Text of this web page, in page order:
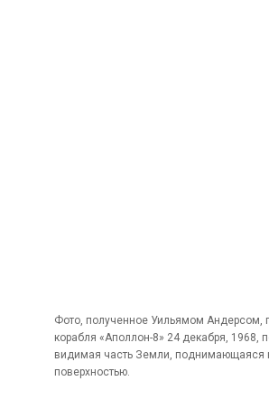
Фото, полученное Уильямом Андерсом,
корабля «Аполлон-8» 24 декабря, 1968,
видимая часть Земли, поднимающаяся
поверхностью.